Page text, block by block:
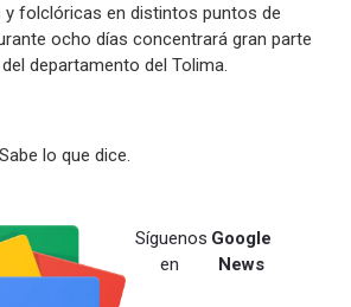
y folclóricas en distintos puntos de
ocho días concentrará gran parte
departamento del Tolima.
Sabe lo que dice.
Síguenos
en
Google
News